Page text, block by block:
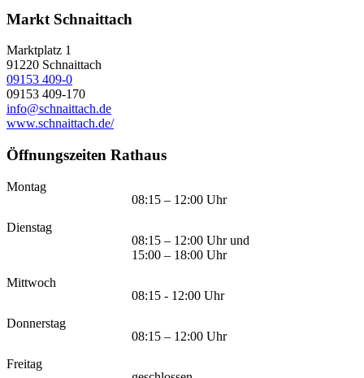
Markt Schnaittach
Marktplatz 1
91220 Schnaittach
09153 409-0
09153 409-170
info@schnaittach.de
www.schnaittach.de/
Öffnungszeiten Rathaus
Montag
08:15 – 12:00 Uhr
Dienstag
08:15 – 12:00 Uhr und
15:00 – 18:00 Uhr
Mittwoch
08:15 - 12:00 Uhr
Donnerstag
08:15 – 12:00 Uhr
Freitag